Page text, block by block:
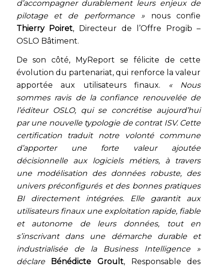
d’accompagner durablement leurs enjeux de
pilotage et de performance »nous confie
Thierry Poiret, Directeur de l’Offre Progib –
OSLO Bâtiment.
De son côté, MyReport se félicite de cette
évolution du partenariat, qui renforce la valeur
apportée aux utilisateurs finaux.
« Nous
sommes ravis de la confiance renouvelée de
l’éditeur OSLO, qui se concrétise aujourd’hui
par une nouvelle typologie de contrat ISV. Cette
certification traduit notre volonté commune
d’apporter une forte valeur ajoutée
décisionnelle aux logiciels métiers, à travers
une modélisation des données robuste, des
univers préconfigurés et des bonnes pratiques
BI directement intégrées. Elle garantit aux
utilisateurs finaux une exploitation rapide, fiable
et autonome de leurs données, tout en
s’inscrivant dans une démarche durable et
industrialisée de la Business Intelligence »
déclare
Bénédicte Groult, Responsable des